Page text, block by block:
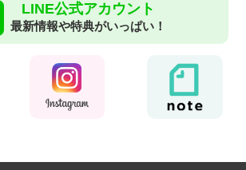
LINE公式アカウント
最新情報や特典がいっぱい！